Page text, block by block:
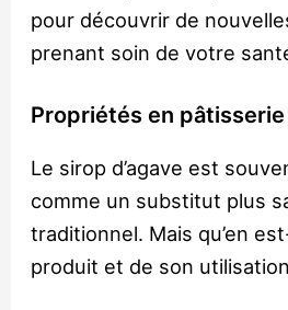
pour découvrir de
prenant soin de votre
Propriétés en pâtisserie
Le sirop d’agave est
comme un substitut plus
traditionnel. Mais qu’en
produit et de son